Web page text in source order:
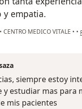
y empatia.
• CENTRO MEDICO VITALE • •
siempre estoy
y estudiar mas para
mis pacientes